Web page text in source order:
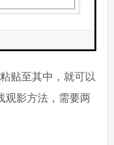
贴至其中，就可以
观影方法，需要两